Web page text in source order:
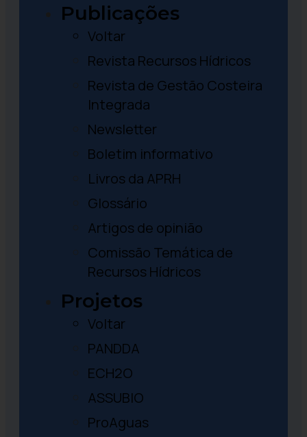
Publicações
Voltar
Revista Recursos Hídricos
Revista de Gestão Costeira
Integrada
Newsletter
Boletim informativo
Livros da APRH
Glossário
Artigos de opinião
Comissão Temática de
Recursos Hídricos
Projetos
Voltar
PANDDA
ECH2O
ASSUBIO
ProAguas